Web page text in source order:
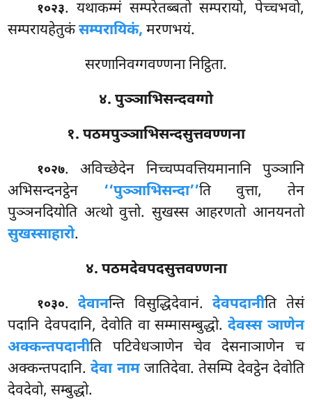
१०२३. यथाकम्मं सम्परेतब्बतो सम्परायो, पेच्चभवो,
सम्परायहेतुकंसम्परायिकं, मरणभयं.
सरणानिवग्गवण्णना निट्ठिता.
४. पुञ्ञाभिसन्दवग्गो
१. पठमपुञ्ञाभिसन्दसुत्तवण्णना
१०२७. अविच्छेदेन निच्चप्पवत्तियमानानि पुञ्ञानि
अभिसन्दनट्ठेन ‘‘पुञ्ञाभिसन्दा’’ति वुत्ता, तेन
पुञ्ञनदियोति अत्थो वुत्तो. सुखस्स आहरणतो आनयनतो
सुखस्साहारो.
४. पठमदेवपदसुत्तवण्णना
१०३०.देवानन्ति विसुद्धिदेवानं.देवपदानीति तेसं
पदानि देवपदानि, देवोति वा सम्मासम्बुद्धो.देवस्स ञाणेन
अक्कन्तपदानीति पटिवेधञाणेन चेव देसनाञाणेन च
अक्कन्तपदानि.देवा नामजातिदेवा. तेसम्पि देवट्ठेन देवोति
देवदेवो, सम्बुद्धो.